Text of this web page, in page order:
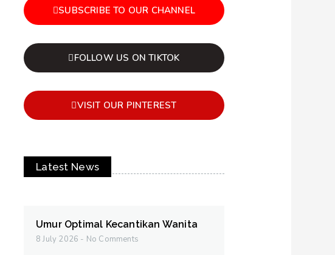
SUBSCRIBE TO OUR CHANNEL
FOLLOW US ON TIKTOK
VISIT OUR PINTEREST
Latest News
Umur Optimal Kecantikan Wanita
8 July 2026 No Comments